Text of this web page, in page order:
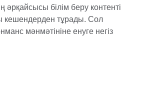
әрқайсысы білім беру контенті
кешендерден тұрады. Сол
мәнмәтініне енуге негіз